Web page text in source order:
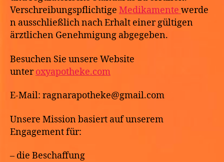
Verschreibungspflichtige Medikamente werde
n ausschließlich nach Erhalt einer gültigen
ärztlichen Genehmigung abgegeben.
Besuchen Sie unsere Website
unteroxyapotheke.com
E-Mail: ragnarapotheke@gmail.com
Unsere Mission basiert auf unserem
Engagement für:
– die Beschaffung